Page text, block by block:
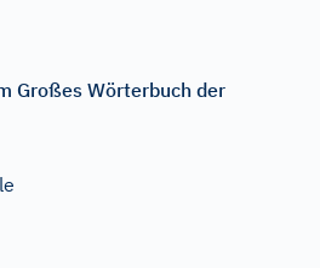
Großes Wörterbuch der